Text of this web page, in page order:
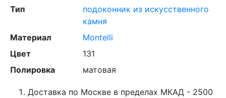
Тип
подоконник из искусственного
камня
Материал
Montelli
Цвет
131
Полировка
матовая
Доставка по Москве в пределах МКАД - 2500